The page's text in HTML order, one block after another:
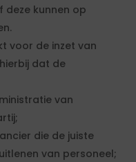
kunnen op
voor de inzet van
dat de
van
die de juiste
van personeel;